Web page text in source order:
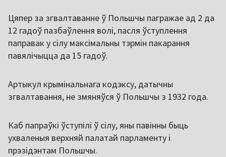
Цяпер за згвалтаванне ў Польшчы пагражае ад 2 да
12 гадоў пазбаўлення волі, пасля ўступлення
паправак у сілу максімальны тэрмін пакарання
павялічыцца да 15 гадоў.
Артыкул крымінальнага кодэксу, датычны
згвалтавання, не змяняўся ў Польшчы з 1932 года.
Каб папраўкі ўступілі ў сілу, яны павінны быць
ухваленыя верхняй палатай парламенту і
прэзідэнтам Польшчы.